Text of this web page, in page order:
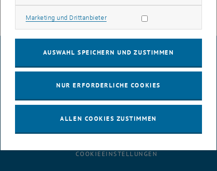
IMPRESSUM
BARRIEREFREIHEITSERKLÄRUNG
DATENSCHUTZERKLÄRUNG (PDF)
COOKIEEINSTELLUNGEN
Marketing und DrittanbieterMarketing Cookies zulassen
AUSWAHL SPEICHERN UND ZUSTIMMEN
NUR ERFORDERLICHE COOKIES
ALLEN COOKIES ZUSTIMMEN